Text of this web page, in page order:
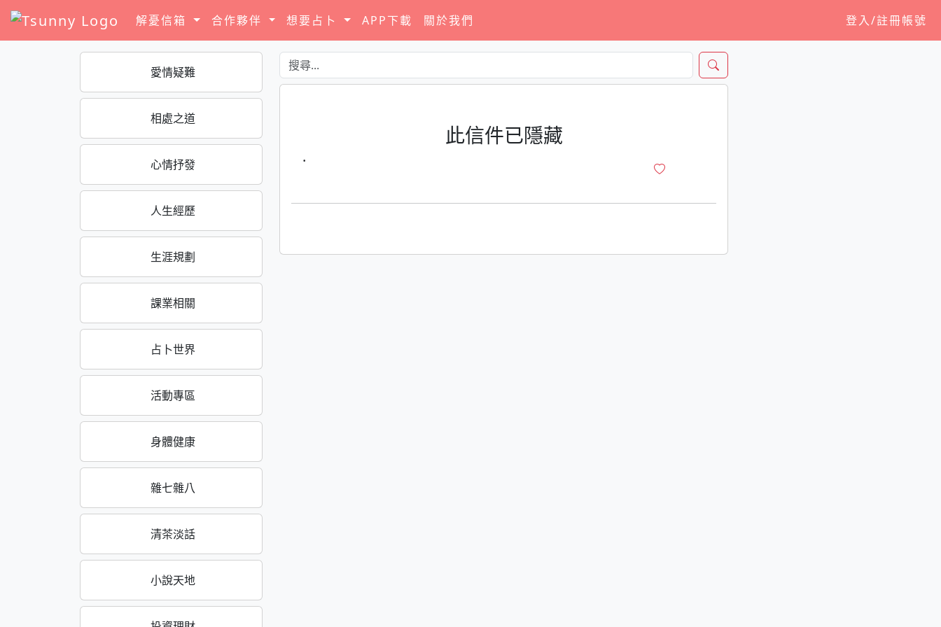
解憂信箱 合作夥伴 想要占卜 APP下載 關於我們 登入/註冊帳號
愛情疑難
相處之道
心情抒發
人生經歷
生涯規劃
課業相關
占卜世界
活動專區
身體健康
雜七雜八
清茶淡話
小說天地
此信件已隱藏
·